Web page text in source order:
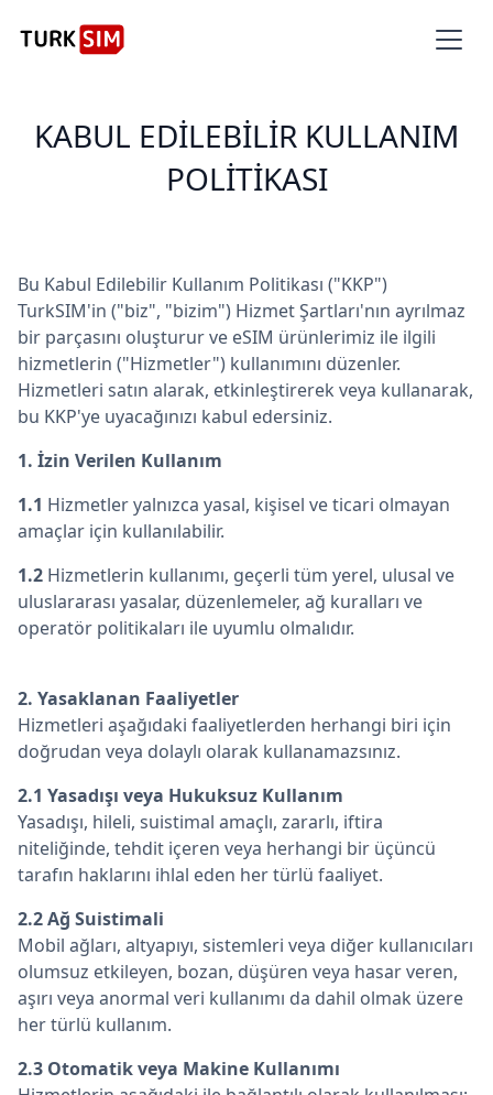
KABUL EDILEBILIR KULLANIM
POLITIKASI
Bu Kabul Edilebilir Kullanım Politikası ("KKP")
TurkSIM'in ("biz", "bizim") Hizmet Şartları'nın ayrılmaz
bir parçasını oluşturur ve eSIM ürünlerimiz ile ilgili
hizmetlerin ("Hizmetler") kullanımını düzenler.
Hizmetleri satın alarak, etkinleştirerek veya kullanarak,
bu KKP'ye uyacağınızı kabul edersiniz.
1. İzin Verilen Kullanım
1.1 Hizmetler yalnızca yasal, kişisel ve ticari olmayan
amaçlar için kullanılabilir.
1.2 Hizmetlerin kullanımı, geçerli tüm yerel, ulusal ve
uluslararası yasalar, düzenlemeler, ağ kuralları ve
operatör politikaları ile uyumlu olmalıdır.
2. Yasaklanan Faaliyetler
Hizmetleri aşağıdaki faaliyetlerden herhangi biri için
doğrudan veya dolaylı olarak kullanamazsınız.
2.1 Yasadışı veya Hukuksuz Kullanım
Yasadışı, hileli, suistimal amaçlı, zararlı, iftira
niteliğinde, tehdit içeren veya herhangi bir üçüncü
tarafın haklarını ihlal eden her türlü faaliyet.
2.2 Ağ Suistimali
Mobil ağları, altyapıyı, sistemleri veya diğer kullanıcıları
olumsuz etkileyen, bozan, düşüren veya hasar veren,
aşırı veya anormal veri kullanımı da dahil olmak üzere
her türlü kullanım.
2.3 Otomatik veya Makine Kullanımı